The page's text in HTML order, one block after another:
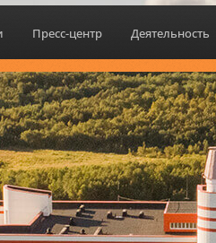
Пресс-центр Деятельность